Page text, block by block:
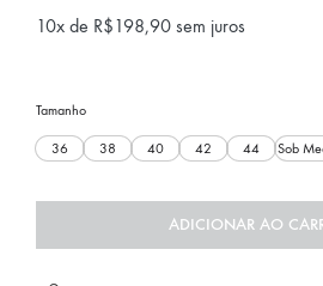
10x de R$198,90 sem juros
Tamanho
36 38 40 42 44 Sob
ADICIONAR AO